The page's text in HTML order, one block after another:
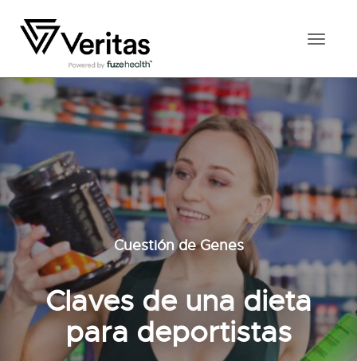
Cuestión de Genes
Claves de una dieta
para deportistas